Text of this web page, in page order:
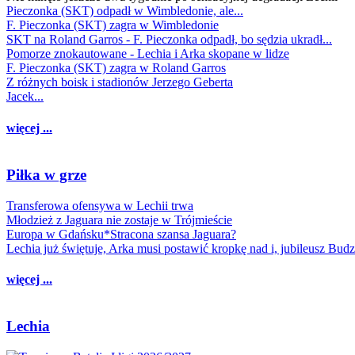
Pieczonka (SKT) odpadł w Wimbledonie, ale...
F. Pieczonka (SKT) zagra w Wimbledonie
SKT na Roland Garros - F. Pieczonka odpadł, bo sędzia ukradł...
Pomorze znokautowane - Lechia i Arka skopane w lidze
F. Pieczonka (SKT) zagra w Roland Garros
Z różnych boisk i stadionów Jerzego Geberta
Jacek...
więcej ...
Piłka w grze
Transferowa ofensywa w Lechii trwa
Młodzież z Jaguara nie zostaje w Trójmieście
Europa w Gdańsku*Stracona szansa Jaguara?
Lechia już świętuje, Arka musi postawić kropkę nad i, jubileusz
więcej ...
Lechia